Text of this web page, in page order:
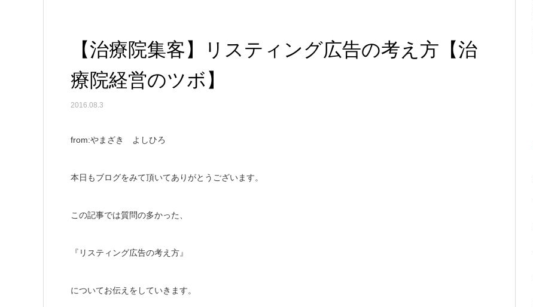
【治療院集客】リスティング広告の考え方【治
療院経営のツボ】
2016.08.3
from:やまざき よしひろ
本日もブログをみて頂いてありがとうございます。
この記事では質問の多かった、
『リスティング広告の考え方』
についてお伝えをしていきます。